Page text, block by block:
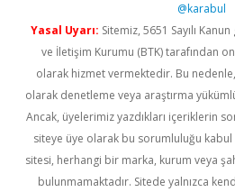
@karabul
Yasal Uyarı: Sitemiz, 5651 Sayılı
ve İletişim Kurumu (BTK) tarafından
olarak hizmet vermektedir. Bu
olarak denetleme veya araştırma
Ancak, üyelerimiz yazdıkları içeriklerin
siteye üye olarak bu sorumluluğu kabul
sitesi, herhangi bir marka, kurum veya
bulunmamaktadır. Sitede yalnızca